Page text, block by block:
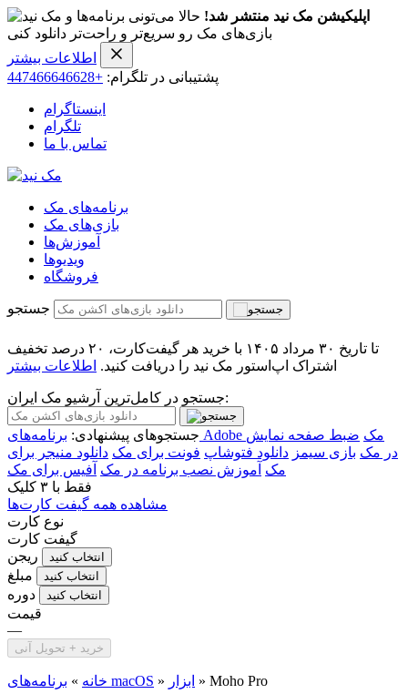
اپلیکیشن مک نید منتشر شد! حالا می‌تونی برنامه‌ها و
بازی‌های مک رو سریع‌تر و راحت‌تر دانلود کنی
اطلاعات بیشتر
پشتیبانی در تلگرام: +447466646628
اینستاگرام
تلگرام
تماس با ما
برنامه‌های مک
بازی‌های مک
آموزش‌ها
ویدیو‌ها
فروشگاه
جستجو
تا تاریخ ۳۰ مرداد ۱۴۰۵ با خرید هر گیفت‌کارت، ۲۰ درصد تخفیف
اشتراک اپ‌استور مک نید را دریافت کنید. اطلاعات بیشتر
جستجو در کامل‌ترین آرشیو مک ایران:
جستجوهای پیشنهادی: برنامه‌های Adobe مک ضبط صفحه نمایش
در مک بازی سیمز دانلود فتوشاپ فونت برای مک دانلود منیجر برای
مک آموزش نصب برنامه در مک آفیس برای مک
فقط با ۳ کلیک
مشاهده همه گیفت کارت‌ها
نوع کارت
گیفت کارت
ریجن
انتخاب کنید
مبلغ انتخاب کنید
دوره انتخاب کنید
قیمت
—
خرید + تحویل آنی
خانه » برنامه‌های macOS » ابزار » Moho Pro